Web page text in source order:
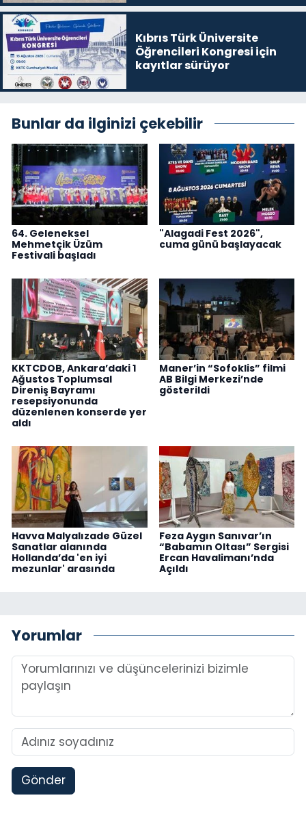
Kıbrıs Türk Üniversite
Öğrencileri Kongresi için
kayıtlar sürüyor
Bunlar da ilginizi çekebilir
64. Geleneksel
Mehmetçik Üzüm
Festivali başladı
"Alagadi Fest 2026",
cuma günü başlayacak
KKTCDOB, Ankara’daki 1
Ağustos Toplumsal
Direniş Bayramı
resepsiyonunda
düzenlenen konserde yer
aldı
Maner’in “Sofoklis” filmi
AB Bilgi Merkezi’nde
gösterildi
Havva Malyalızade Güzel
Sanatlar alanında
Hollanda’da 'en iyi
mezunlar' arasında
Feza Aygın Sanıvar’ın
“Babamın Oltası” Sergisi
Ercan Havalimanı’nda
Açıldı
Yorumlar
Gönder